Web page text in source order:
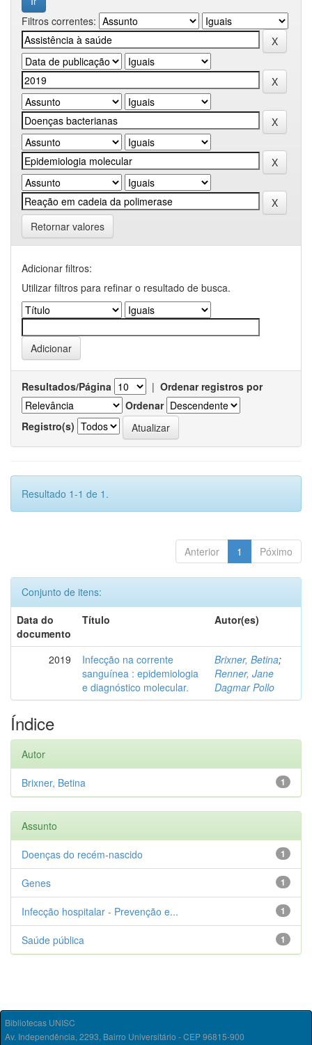
Filtros correntes:
Retornar valores
Adicionar filtros:
Utilizar filtros para refinar o resultado de busca.
Resultados/Página | Ordenar registros por
Ordenar
Registro(s)
Resultado 1-1 de 1.
Anterior 1 Póximo
Conjunto de itens:
Data do
documento
Título Autor(es)
2019
Infecção na corrente
sanguínea : epidemiologia
e diagnóstico molecular.
Brixner, Betina;
Renner, Jane
Dagmar Pollo
Índice
Autor
1
Brixner, Betina
Assunto
1
Doenças do recém-nascido
1
Genes
1
Infecção hospitalar - Prevenção e...
1
Saúde pública
Bibliotecas UNISC
Av. Independência, 2293, Bairro Universitário - CEP 96815-900